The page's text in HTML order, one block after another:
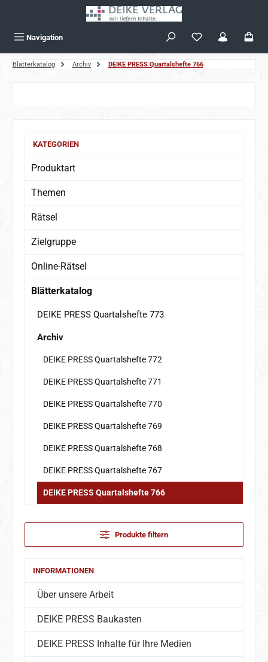
Navigation
Blätterkatalog Archiv DEIKE PRESS Quartalshefte 766
KATEGORIEN
Produktart
Themen
Rätsel
Zielgruppe
Online-Rätsel
Blätterkatalog
DEIKE PRESS Quartalshefte 773
Archiv
DEIKE PRESS Quartalshefte 772
DEIKE PRESS Quartalshefte 771
DEIKE PRESS Quartalshefte 770
DEIKE PRESS Quartalshefte 769
DEIKE PRESS Quartalshefte 768
DEIKE PRESS Quartalshefte 767
DEIKE PRESS Quartalshefte 766
Produkte filtern
INFORMATIONEN
Über unsere Arbeit
DEIKE PRESS Baukasten
DEIKE PRESS Inhalte für Ihre Medien